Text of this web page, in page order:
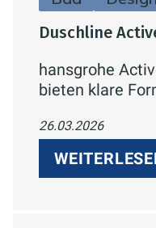
Duschline
hansgrohe
bieten klare
EcoSmart-
Montage – für
Duschen und
26.03.2026